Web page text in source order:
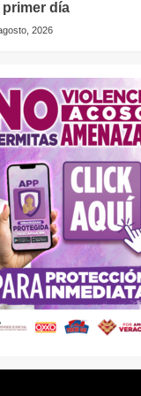
día
2026